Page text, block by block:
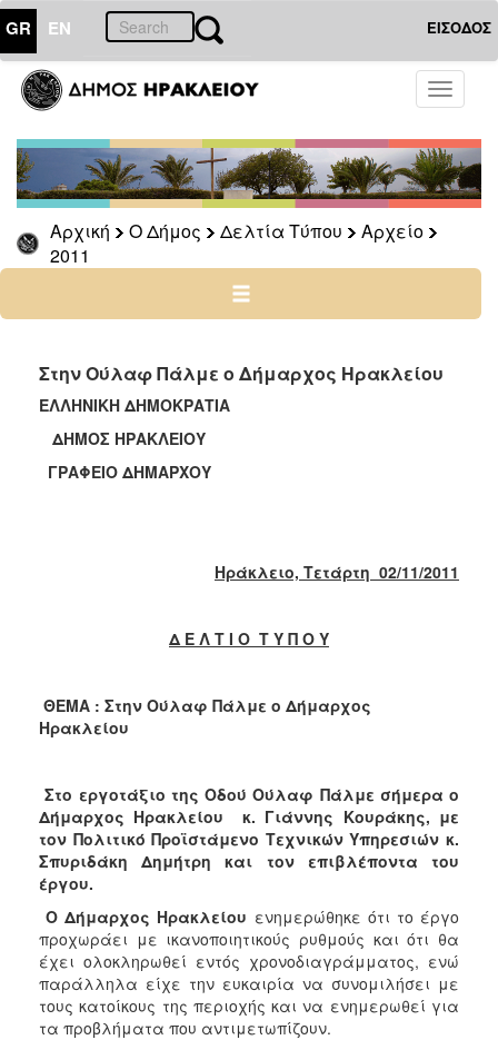
GR EN ΕΙΣΟΔΟΣ
Toggle
Αρχική Ο Δήμος Δελτία Τύπου
Αρχείο
2011
ΔΗΜΟΣ
Δελτία
Τύπου
Αρχείο
2026
2025
2022
2021
2020
2019
2011
2010
ΤΟΠΟΣ
ΠΟΛΙΤΙΣΜΟΣ
ΑΝΘΕΚΤΙΚΗ
ΠΟΛΗ
Στην Ούλαφ Πάλμε ο Δήμαρχος Ηρακλείου
ΕΛΛΗΝΙΚΗ ΔΗΜΟΚΡΑΤΙΑ
ΔΗΜΟΣ ΗΡΑΚΛΕΙΟΥ
ΓΡΑΦΕΙΟ ΔΗΜΑΡΧΟΥ
Ηράκλειο, Τετάρτη 02/11/2011
Δ Ε Λ Τ Ι Ο Τ Υ Π Ο Υ
ΘΕΜΑ : Στην Ούλαφ Πάλμε ο Δήμαρχος
Ηρακλείου
Στο εργοτάξιο της Οδού Ούλαφ Πάλμε σήμερα ο
Δήμαρχος Ηρακλείου κ. Γιάννης Κουράκης, με
τον Πολιτικό Προϊστάμενο Τεχνικών Υπηρεσιών κ.
Σπυριδάκη Δημήτρη και τον επιβλέποντα του
έργου.
Ο Δήμαρχος Ηρακλείου ενημερώθηκε ότι το έργο
προχωράει με ικανοποιητικούς ρυθμούς και ότι θα
έχει ολοκληρωθεί εντός χρονοδιαγράμματος, ενώ
παράλληλα είχε την ευκαιρία να συνομιλήσει με
τους κατοίκους της περιοχής και να ενημερωθεί για
τα προβλήματα που αντιμετωπίζουν.